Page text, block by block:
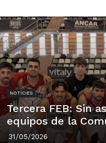
NOTÍCIES
Tercera FEB: Sin
equipos de la
31/05/2026